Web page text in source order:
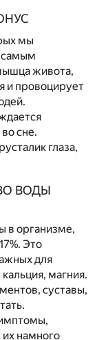
мы
самым
живота,
и провоцирует
сне.
глаза,
ВОДЫ
в организме,
Это
для
магния.
суставы,
намного